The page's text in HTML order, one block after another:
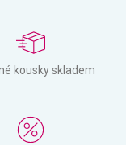
kousky skladem